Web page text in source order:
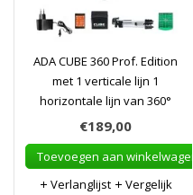
ADA CUBE 360 Prof. Edition
met 1 verticale lijn 1
horizontale lijn van 360°
€189,00
Toevoegen aan winkelwagen
Verlanglijst
Vergelijk